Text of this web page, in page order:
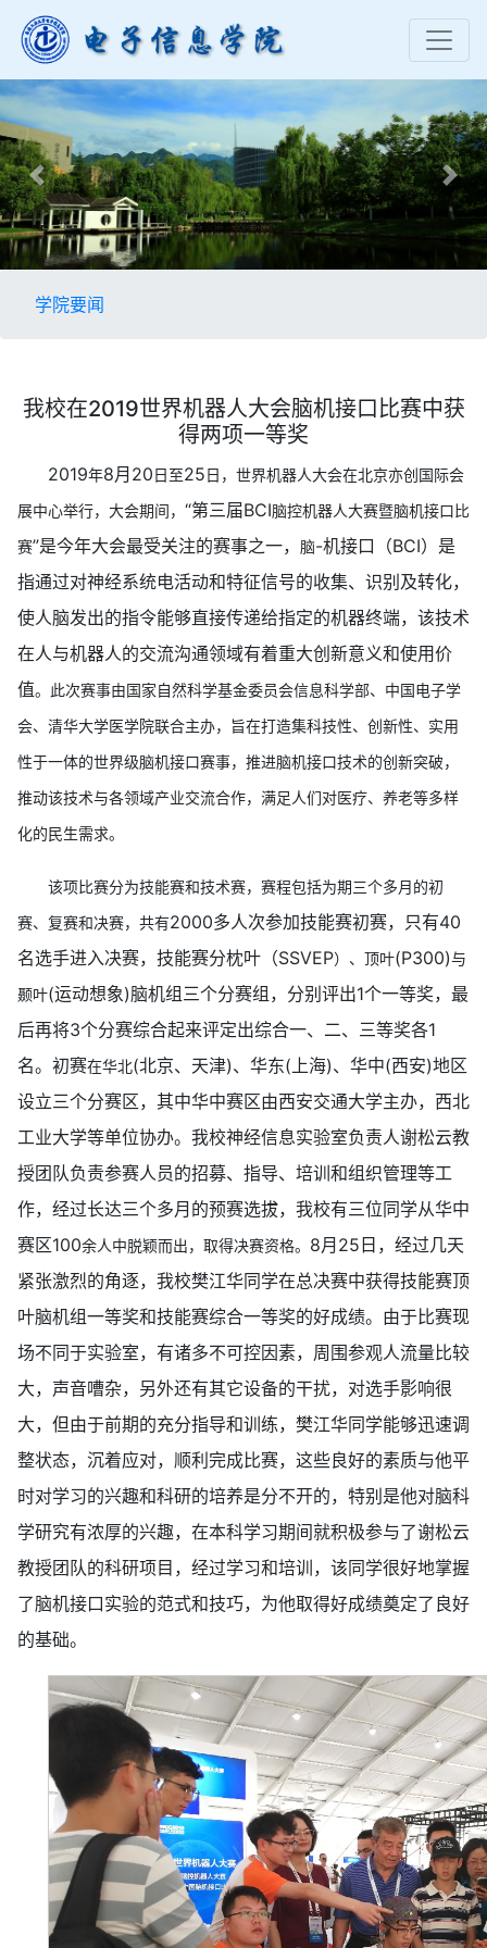
Previous Next
学院要闻
我校在2019世界机器人大会脑机接口比赛中获
得两项一等奖
2019年8月20 日至25 日，世界机器人大会在北京亦创国际会
展中心举行，大会期间， “第三届BCI脑控机器人大赛暨脑机接口比
赛”是今年大会最受关注的赛事之一， 脑-机接口（BCI）是
指通过对神经系统电活动和特征信号的收集、识别及转化，
使人脑发出的指令能够直接传递给指定的机器终端，该技术
在人与机器人的交流沟通领域有着重大创新意义和使用价
值。此次赛事由 国家自然科学基金委员会信息科学部、 中国电子学
会、 清华大学医学院联合主办， 旨在打造集科技性、创新性、实用
性于一体的世界级脑机接口赛事， 推进脑机接口技术的创新突破，
推动该技术与各领域产业交流合作，满足人们对医疗、养老等多样
化的民生需求。
该项比赛分为技能赛和技术赛，赛程包括为期三个多月的初
赛、复赛和决赛，共有2000多人次参加技能赛初赛，只有40
名选手进入决赛，技能赛分枕叶（SSVEP） 、顶叶(P300)与
颞叶(运动想象)脑机组三个分赛组，分别评出1个一等奖，最
后再将3个分赛综合起来评定出综合一、二、三等奖各1
名。初赛在华北(北京、天津)、华东(上海)、华中(西安)地区
设立三个分赛区，其中华中赛区由西安交通大学主办，西北
工业大学等单位协办。我校神经信息实验室负责人谢松云教
授团队负责参赛人员的招募、指导、培训和组织管理等工
作，经过长达三个多月的预赛选拔，我校有三位同学从华中
赛区100余人中脱颖而出，取得决赛资格。 8月25日，经过几天
紧张激烈的角逐，我校樊江华同学在总决赛中获得技能赛顶
叶脑机组一等奖和技能赛综合一等奖的好成绩。由于比赛现
场不同于实验室，有诸多不可控因素，周围参观人流量比较
大，声音嘈杂，另外还有其它设备的干扰，对选手影响很
大，但由于前期的充分指导和训练，樊江华同学能够迅速调
整状态，沉着应对，顺利完成比赛，这些良好的素质与他平
时对学习的兴趣和科研的培养是分不开的，特别是他对脑科
学研究有浓厚的兴趣，在本科学习期间就积极参与了谢松云
教授团队的科研项目，经过学习和培训，该同学很好地掌握
了脑机接口实验的范式和技巧，为他取得好成绩奠定了良好
的基础。